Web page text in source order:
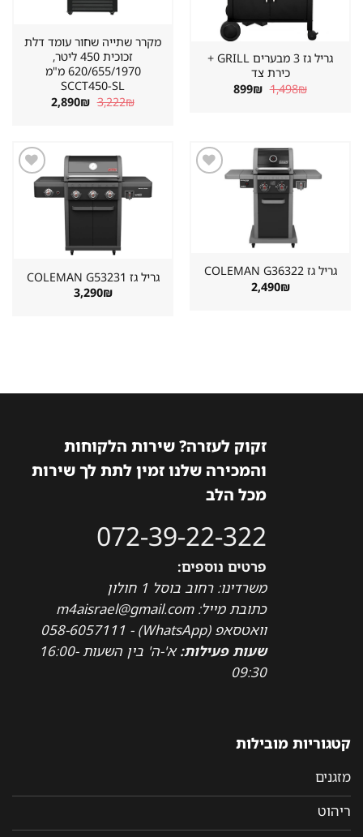
גריל גז 3 מבערים GRILL +
כירת צד
1,498₪ המחיר
המקורי
899₪ המחיר
הנוכחי
מקרר שתייה שחור עומד דלת
זכוכית 450 ליטר,
620/655/1970 מ"מ
SCCT450-SL
3,222₪ המחיר
המקורי
2,890₪ המחיר
הנוכחי
גריל גז ⁦COLEMAN G36322⁩
2,490₪
שמור
מוצר
גריל גז ⁦COLEMAN G53231⁩
3,290₪
זקוק לעזרה? שירות הלקוחות
והמכירה שלנו זמין לתת לך שירות
מכל הלב
072-39-22-322
פרטים נוספים:
משרדינו: רחוב בוסל 1 חולון
כתובת מייל: m4aisrael@gmail.com
וואטסאפ (WhatsApp) - 058-6057111
שעות פעילות:
א'-ה' בין השעות 16:00-
09:30
קטגוריות מובילות
מזגנים
ריהוט